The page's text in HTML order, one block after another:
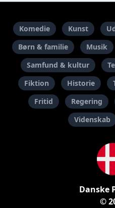
Komedie Kunst
Børn & familie
Musik
Samfund & kultur
Fiktion
Historie
Fritid
Regering
Videnskab
Danske
©